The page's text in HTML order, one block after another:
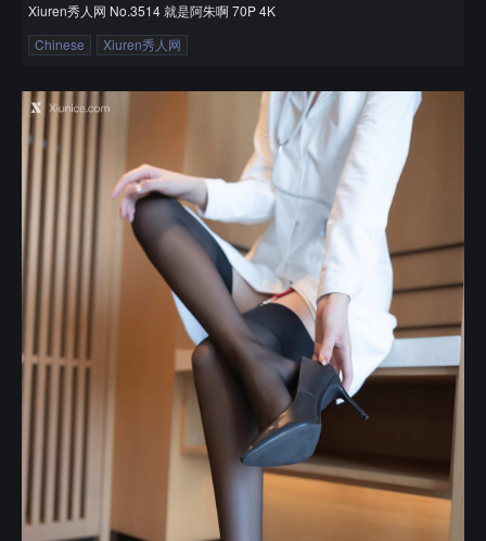
Xiuren秀人网 No.3514 就是阿朱啊 70P 4K
Chinese
Xiuren秀人网